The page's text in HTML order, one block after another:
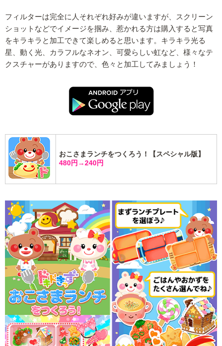
フィルターは完全に人それぞれ好みが違いますが、スクリーン
ショットなどでイメージを掴み、惹かれる方は購入すると写真
をキラキラと加工できて楽しめると思います。キラキラ光る
星、動く光、カラフルなネオン、可愛らしい虹など、様々なテ
クスチャーがありますので、色々と加工してみましょう！
おこさまランチをつくろう！【スペシャル版】
480円→240円